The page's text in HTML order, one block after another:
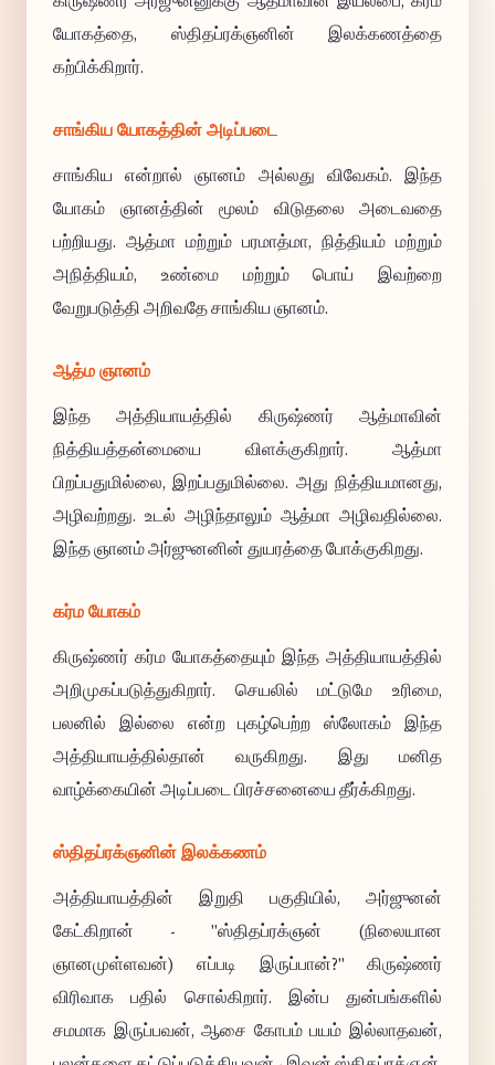
யோகத்தை, ஸ்திதப்ரக்ஞனின் இலக்கணத்தை
கற்பிக்கிறார்.
சாங்கிய யோகத்தின் அடிப்படை
சாங்கிய என்றால் ஞானம் அல்லது விவேகம். இந்த
யோகம் ஞானத்தின் மூலம் விடுதலை அடைவதை
பற்றியது. ஆத்மா மற்றும் பரமாத்மா, நித்தியம் மற்றும்
அநித்தியம், உண்மை மற்றும் பொய் இவற்றை
வேறுபடுத்தி அறிவதே சாங்கிய ஞானம்.
ஆத்ம ஞானம்
இந்த அத்தியாயத்தில் கிருஷ்ணர் ஆத்மாவின்
நித்தியத்தன்மையை விளக்குகிறார். ஆத்மா
பிறப்பதுமில்லை, இறப்பதுமில்லை. அது நித்தியமானது,
அழிவற்றது. உடல் அழிந்தாலும் ஆத்மா அழிவதில்லை.
இந்த ஞானம் அர்ஜுனனின் துயரத்தை போக்குகிறது.
கர்ம யோகம்
கிருஷ்ணர் கர்ம யோகத்தையும் இந்த அத்தியாயத்தில்
அறிமுகப்படுத்துகிறார். செயலில் மட்டுமே உரிமை,
பலனில் இல்லை என்ற புகழ்பெற்ற ஸ்லோகம் இந்த
அத்தியாயத்தில்தான் வருகிறது. இது மனித
வாழ்க்கையின் அடிப்படை பிரச்சனையை தீர்க்கிறது.
ஸ்திதப்ரக்ஞனின் இலக்கணம்
அத்தியாயத்தின் இறுதி பகுதியில், அர்ஜுனன்
கேட்கிறான் - "ஸ்திதப்ரக்ஞன் (நிலையான
ஞானமுள்ளவன்) எப்படி இருப்பான்?" கிருஷ்ணர்
விரிவாக பதில் சொல்கிறார். இன்ப துன்பங்களில்
சமமாக இருப்பவன், ஆசை கோபம் பயம் இல்லாதவன்,